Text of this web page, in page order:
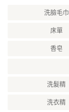
洗臉毛巾
床單
香皂
洗髮精
洗衣精